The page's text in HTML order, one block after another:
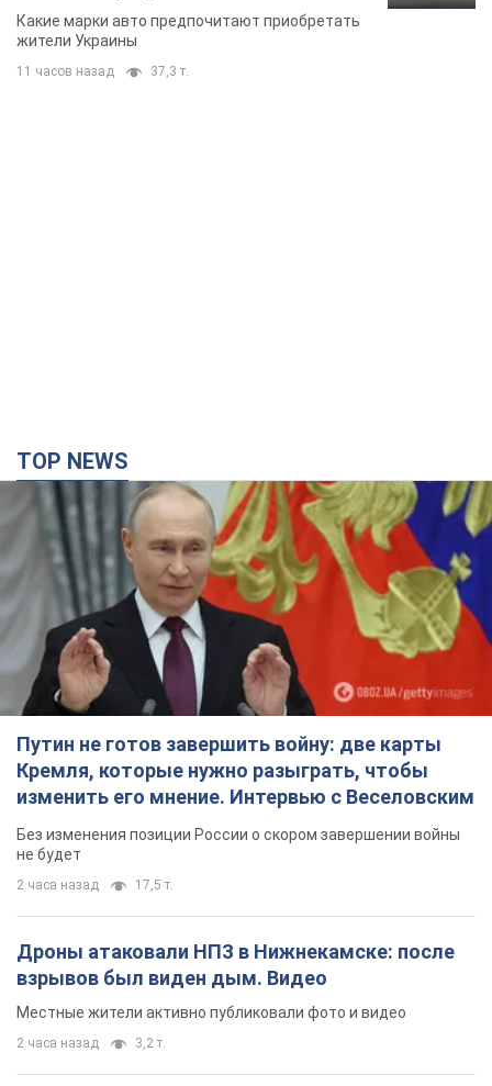
Какие марки авто предпочитают приобретать
жители Украины
11 часов назад 37,3 т.
TOP NEWS
Путин не готов завершить войну: две карты
Кремля, которые нужно разыграть, чтобы
изменить его мнение. Интервью с Веселовским
Без изменения позиции России о скором завершении войны
не будет
2 часа назад 17,5 т.
Дроны атаковали НПЗ в Нижнекамске: после
взрывов был виден дым. Видео
Местные жители активно публиковали фото и видео
2 часа назад 3,2 т.